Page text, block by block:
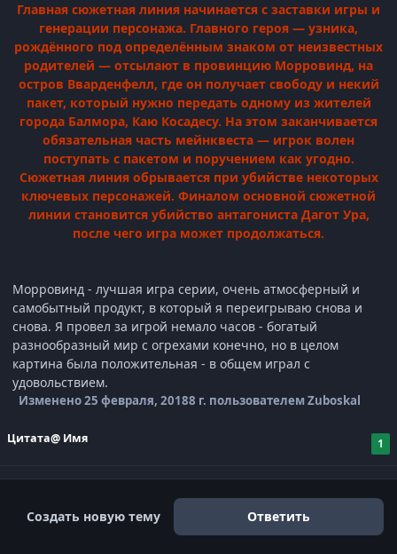
Главная сюжетная линия начинается с заставки игры и
генерации персонажа. Главного героя — узника,
рождённого под определённым знаком от неизвестных
родителей — отсылают в провинцию Морровинд, на
остров Вварденфелл, где он получает свободу и некий
пакет, который нужно передать одному из жителей
города Балмора, Каю Косадесу. На этом заканчивается
обязательная часть мейнквеста — игрок волен
поступать с пакетом и поручением как угодно.
Сюжетная линия обрывается при убийстве некоторых
ключевых персонажей. Финалом основной сюжетной
линии становится убийство антагониста Дагот Ура,
после чего игра может продолжаться.
Морровинд - лучшая игра серии, очень атмосферный и
самобытный продукт, в который я переигрываю снова и
снова. Я провел за игрой немало часов - богатый
разнообразный мир с огрехами конечно, но в целом
картина была положительная - в общем играл с
удовольствием.
Изменено25 февраля, 20188 г. пользователем Zuboskal
Цитата@ Имя 1
Создать новую тему Ответить